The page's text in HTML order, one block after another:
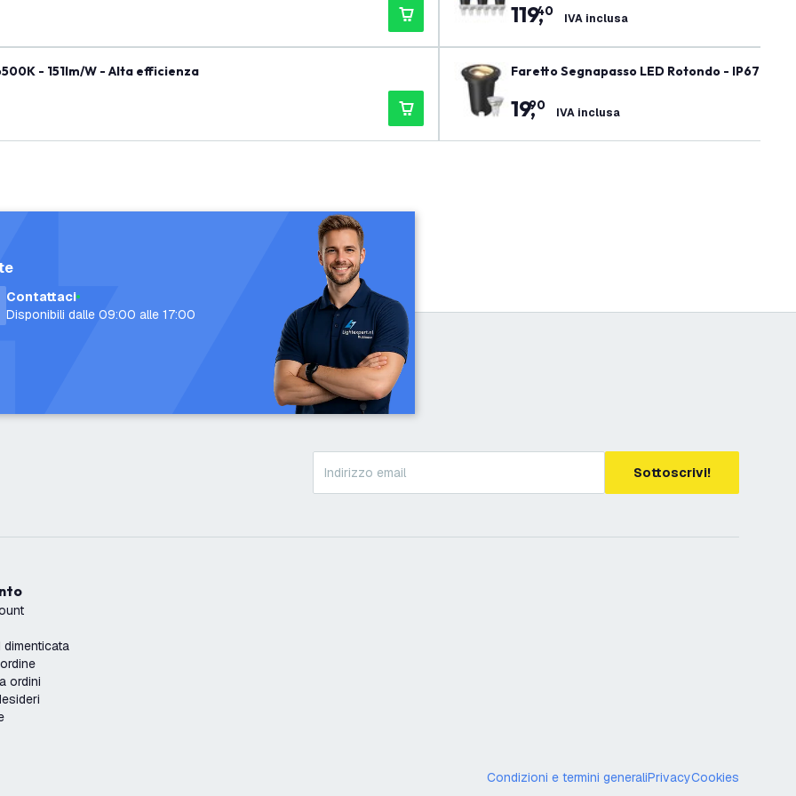
- 151lm/W - Alta efficienza
119,
40 IVA inclusa
Faretto Segnapasso LED Rotondo - IP67 -
19,
90 IVA inclusa
Contattaci
Disponibili dalle 09:00 alle 17:00
Sottoscrivi!
ordini
Condizioni e termini generaliPrivacyCookies